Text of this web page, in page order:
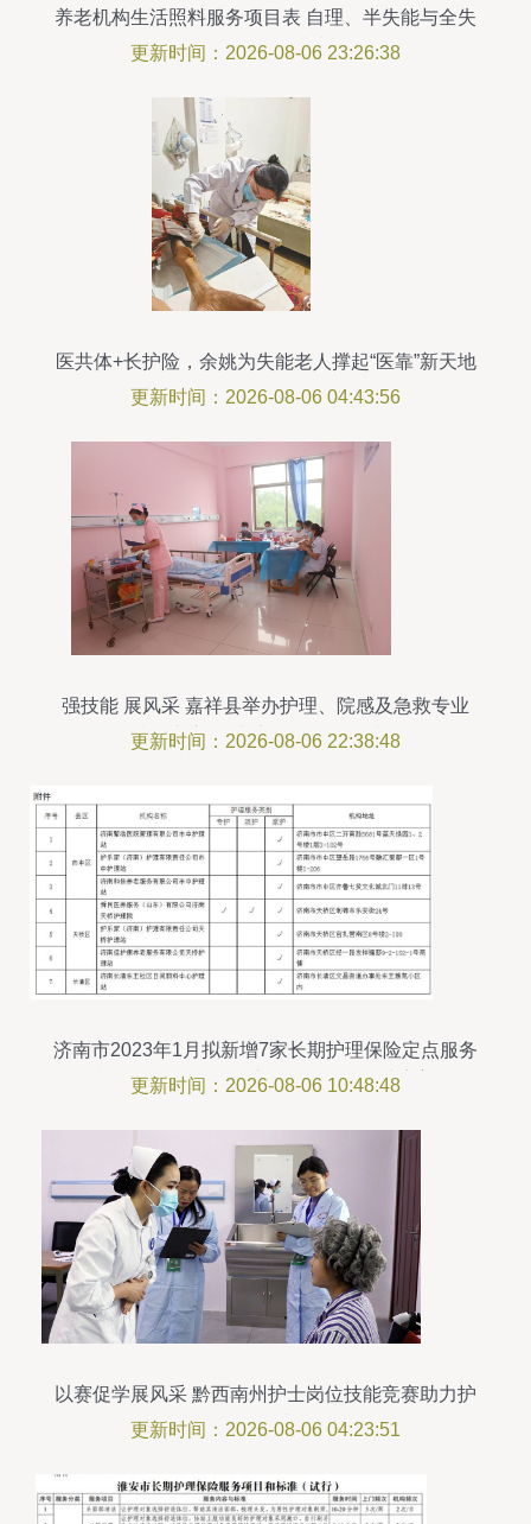
养老机构生活照料服务项目表 自理、半失能与全失
能分级服务指南
更新时间：2026-08-06 23:26:38
医共体+长护险，余姚为失能老人撑起“医靠”新天地
更新时间：2026-08-06 04:43:56
强技能 展风采 嘉祥县举办护理、院感及急救专业
技能大赛 提升护理机构服务质量
更新时间：2026-08-06 22:38:48
济南市2023年1月拟新增7家长期护理保险定点服务
机构公示，多层次护理服务网络持续完善
更新时间：2026-08-06 10:48:48
以赛促学展风采 黔西南州护士岗位技能竞赛助力护
理服务升级
更新时间：2026-08-06 04:23:51